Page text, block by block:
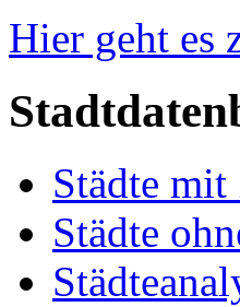
Hier geht es
Städte mit
Städte